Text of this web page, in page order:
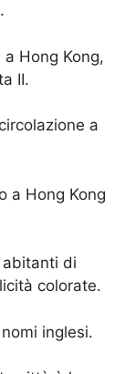
Hong Kong,
II.
a
a Hong Kong
abitanti di
colorate.
inglesi.